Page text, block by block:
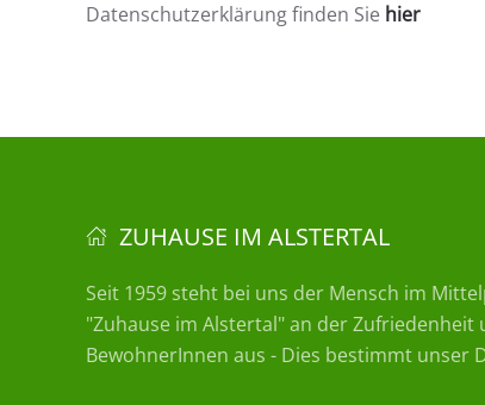
Datenschutzerklärung finden Sie hier
ZUHAUSE IM ALSTERTAL
Seit 1959 steht bei uns der Mensch im
"Zuhause im Alstertal" an der
BewohnerInnen aus - Dies bestimmt unser